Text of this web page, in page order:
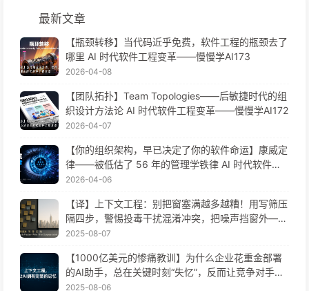
最新文章
【瓶颈转移】当代码近乎免费，软件工程的瓶颈去了
哪里 AI 时代软件工程变革——慢慢学AI173
2026-04-08
【团队拓扑】Team Topologies——后敏捷时代的组
织设计方法论 AI 时代软件工程变革——慢慢学AI172
2026-04-07
【你的组织架构，早已决定了你的软件命运】康威定
律——被低估了 56 年的管理学铁律 AI 时代软件工
程变革——慢慢学AI171
2026-04-06
【译】上下文工程：别把窗塞满越多越糟！用写筛压
隔四步，警惕投毒干扰混淆冲突，把噪声挡窗外——
慢慢学AI170
2025-08-07
【1000亿美元的惨痛教训】为什么企业花重金部署
的AI助手，总在关键时刻“失忆”，反而让竞争对手实
现90%性能提升？——慢慢学AI169
2025-08-06